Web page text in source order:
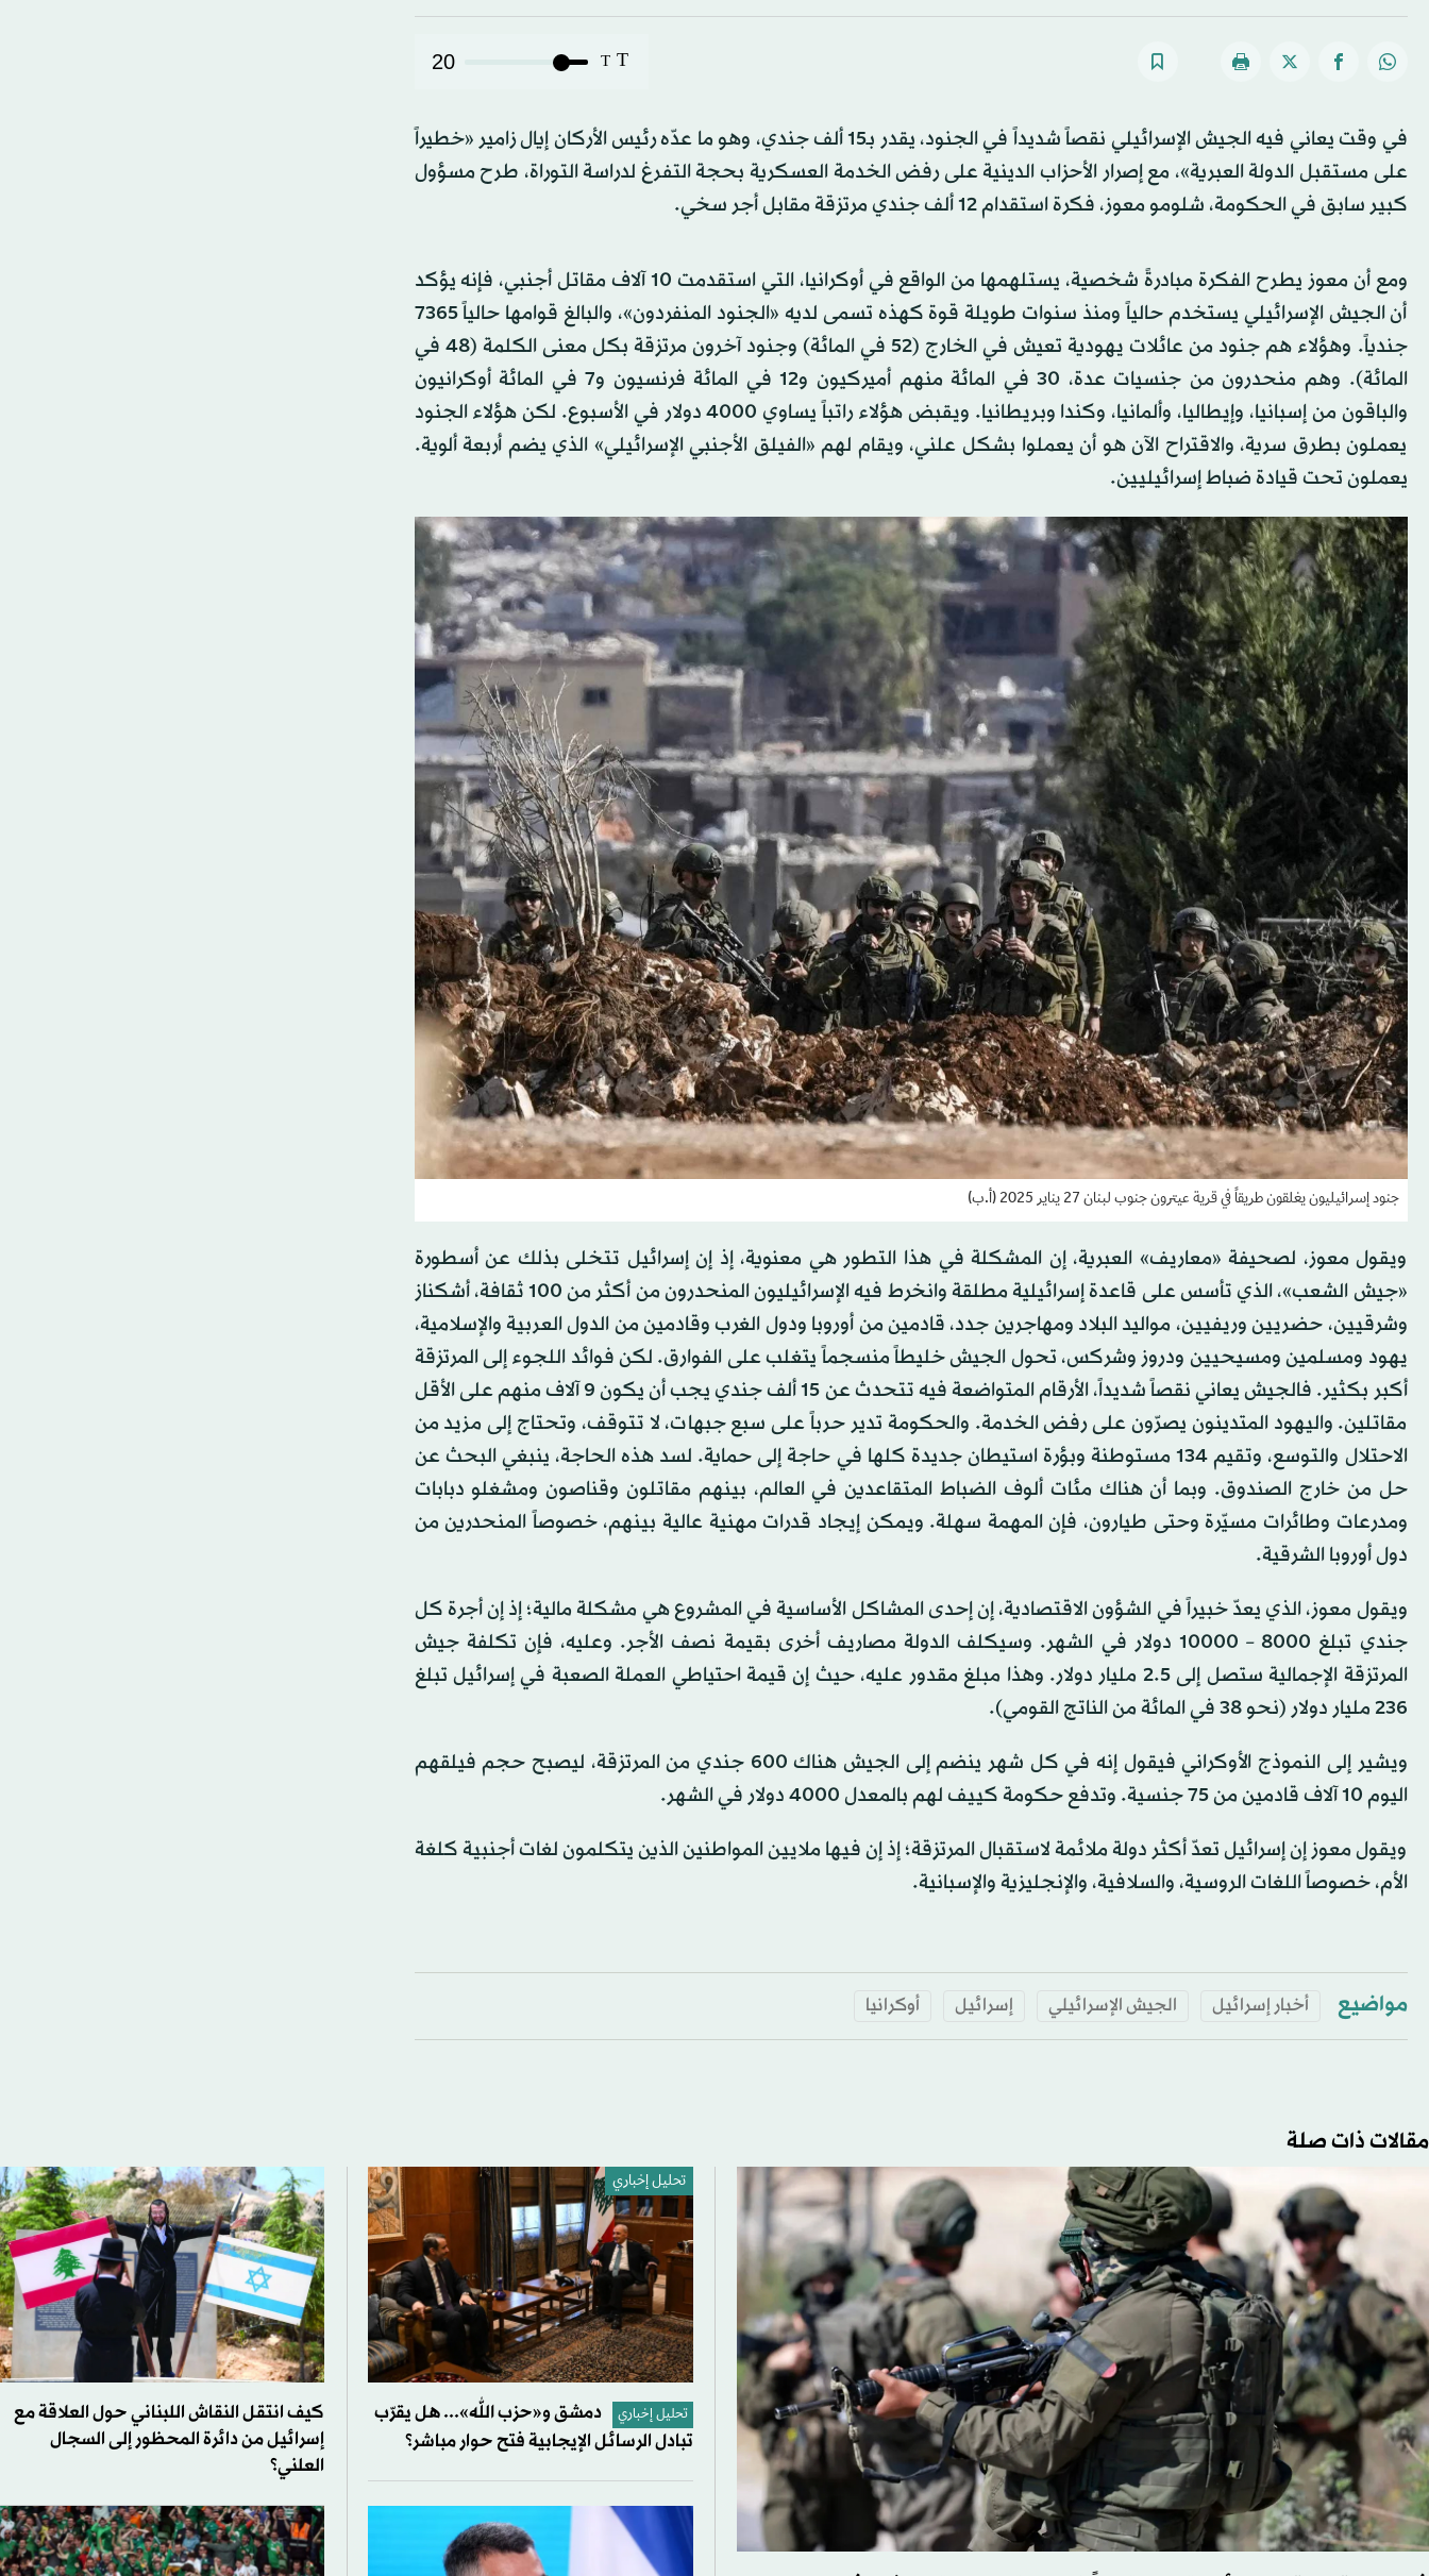
T
T
20
في وقت يعاني فيه الجيش الإسرائيلي نقصاً شديداً في الجنود، يقدر بـ15 ألف جندي، وهو ما عدّه رئيس الأركان إيال زامير «خطيراً
على مستقبل الدولة العبرية»، مع إصرار الأحزاب الدينية على رفض الخدمة العسكرية بحجة التفرغ لدراسة التوراة، طرح مسؤول
كبير سابق في الحكومة، شلومو معوز، فكرة استقدام 12 ألف جندي مرتزقة مقابل أجر سخي.
ومع أن معوز يطرح الفكرة مبادرةً شخصية، يستلهمها من الواقع في أوكرانيا، التي استقدمت 10 آلاف مقاتل أجنبي، فإنه يؤكد
أن الجيش الإسرائيلي يستخدم حالياً ومنذ سنوات طويلة قوة كهذه تسمى لديه «الجنود المنفردون»، والبالغ قوامها حالياً 7365
جندياً. وهؤلاء هم جنود من عائلات يهودية تعيش في الخارج (52 في المائة) وجنود آخرون مرتزقة بكل معنى الكلمة (48 في
المائة). وهم منحدرون من جنسيات عدة، 30 في المائة منهم أميركيون و12 في المائة فرنسيون و7 في المائة أوكرانيون
والباقون من إسبانيا، وإيطاليا، وألمانيا، وكندا وبريطانيا. ويقبض هؤلاء راتباً يساوي 4000 دولار في الأسبوع. لكن هؤلاء الجنود
يعملون بطرق سرية، والاقتراح الآن هو أن يعملوا بشكل علني، ويقام لهم «الفيلق الأجنبي الإسرائيلي» الذي يضم أربعة ألوية.
يعملون تحت قيادة ضباط إسرائيليين.
جنود إسرائيليون يغلقون طريقاً في قرية عيترون جنوب لبنان 27 يناير 2025 (أ.ب)
ويقول معوز، لصحيفة «معاريف» العبرية، إن المشكلة في هذا التطور هي معنوية، إذ إن إسرائيل تتخلى بذلك عن أسطورة
«جيش الشعب»، الذي تأسس على قاعدة إسرائيلية مطلقة وانخرط فيه الإسرائيليون المنحدرون من أكثر من 100 ثقافة، أشكناز
وشرقيين، حضريين وريفيين، مواليد البلاد ومهاجرين جدد، قادمين من أوروبا ودول الغرب وقادمين من الدول العربية والإسلامية،
يهود ومسلمين ومسيحيين ودروز وشركس، تحول الجيش خليطاً منسجماً يتغلب على الفوارق. لكن فوائد اللجوء إلى المرتزقة
أكبر بكثير. فالجيش يعاني نقصاً شديداً، الأرقام المتواضعة فيه تتحدث عن 15 ألف جندي يجب أن يكون 9 آلاف منهم على الأقل
مقاتلين. واليهود المتدينون يصرّون على رفض الخدمة. والحكومة تدير حرباً على سبع جبهات، لا تتوقف، وتحتاج إلى مزيد من
الاحتلال والتوسع، وتقيم 134 مستوطنة وبؤرة استيطان جديدة كلها في حاجة إلى حماية. لسد هذه الحاجة، ينبغي البحث عن
حل من خارج الصندوق. وبما أن هناك مئات ألوف الضباط المتقاعدين في العالم، بينهم مقاتلون وقناصون ومشغلو دبابات
ومدرعات وطائرات مسيّرة وحتى طيارون، فإن المهمة سهلة. ويمكن إيجاد قدرات مهنية عالية بينهم، خصوصاً المنحدرين من
دول أوروبا الشرقية.
ويقول معوز، الذي يعدّ خبيراً في الشؤون الاقتصادية، إن إحدى المشاكل الأساسية في المشروع هي مشكلة مالية؛ إذ إن أجرة كل
جندي تبلغ 8000 – 10000 دولار في الشهر. وسيكلف الدولة مصاريف أخرى بقيمة نصف الأجر. وعليه، فإن تكلفة جيش
المرتزقة الإجمالية ستصل إلى 2.5 مليار دولار. وهذا مبلغ مقدور عليه، حيث إن قيمة احتياطي العملة الصعبة في إسرائيل تبلغ
236 مليار دولار (نحو 38 في المائة من الناتج القومي).
ويشير إلى النموذج الأوكراني فيقول إنه في كل شهر ينضم إلى الجيش هناك 600 جندي من المرتزقة، ليصبح حجم فيلقهم
اليوم 10 آلاف قادمين من 75 جنسية. وتدفع حكومة كييف لهم بالمعدل 4000 دولار في الشهر.
ويقول معوز إن إسرائيل تعدّ أكثر دولة ملائمة لاستقبال المرتزقة؛ إذ إن فيها ملايين المواطنين الذين يتكلمون لغات أجنبية كلغة
الأم، خصوصاً اللغات الروسية، والسلافية، والإنجليزية والإسبانية.
مواضيع أخبار إسرائيل الجيش الإسرائيلي إسرائيل أوكرانيا
مقالات ذات صلة
تحليل إخباري
تحليل إخباري
دمشق و«حزب الله»... هل يقرّب
تبادل الرسائل الإيجابية فتح حوار مباشر؟
كيف انتقل النقاش اللبناني حول العلاقة مع
إسرائيل من دائرة المحظور إلى السجال
العلني؟